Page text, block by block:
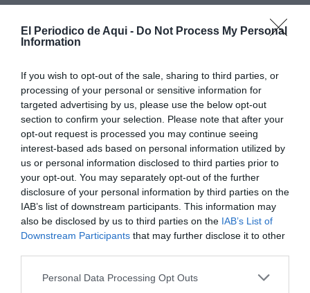
El Periodico de Aqui - Do Not Process My Personal
Information
If you wish to opt-out of the sale, sharing to third parties, or
processing of your personal or sensitive information for
targeted advertising by us, please use the below opt-out
section to confirm your selection. Please note that after your
opt-out request is processed you may continue seeing
interest-based ads based on personal information utilized by
us or personal information disclosed to third parties prior to
your opt-out. You may separately opt-out of the further
disclosure of your personal information by third parties on the
IAB’s list of downstream participants. This information may
also be disclosed by us to third parties on the IAB’s List of
Downstream Participants that may further disclose it to other
Personal Data Processing Opt Outs
En este sentido, el director médico del Hospital Vithas
Valencia Turia, elDr. Bader Al-Raies, destaca que
contar con una consulta especializada dentro del
hospital permitirá ofrecer “ un acompañamiento más
cercano y eficaz en la adopción de hábitos que
contribuyen a reducir estos riesgos”.